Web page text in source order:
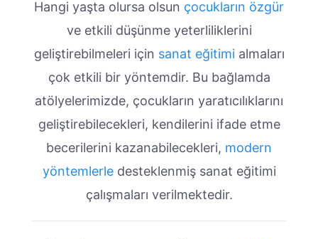
Hangi yaşta olursa olsun çocukların özgür
ve etkili düşünme yeterliliklerini
geliştirebilmeleri için sanat eğitimialmaları
çok etkili bir yöntemdir. Bu bağlamda
atölyelerimizde, çocukların yaratıcılıklarını
geliştirebilecekleri, kendilerini ifade etme
becerilerini kazanabilecekleri, modern
yöntemlerledesteklenmiş sanat eğitimi
çalışmaları verilmektedir.